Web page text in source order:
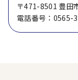
〒471-8501 豊田
電話番号：